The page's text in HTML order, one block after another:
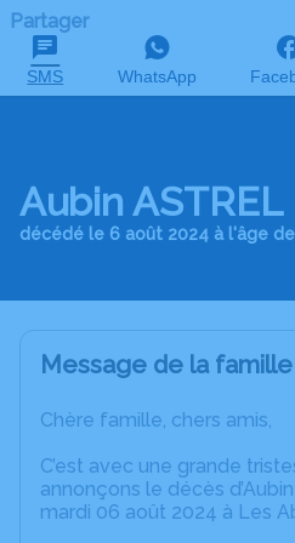
Partager
SMS WhatsApp
Aubin ASTREL
décédé le 6 août 2024 à l'âge
Message de la famille
Chère famille, chers amis,
C’est avec une grande
annonçons le décès
mardi 06 août 2024 à Les